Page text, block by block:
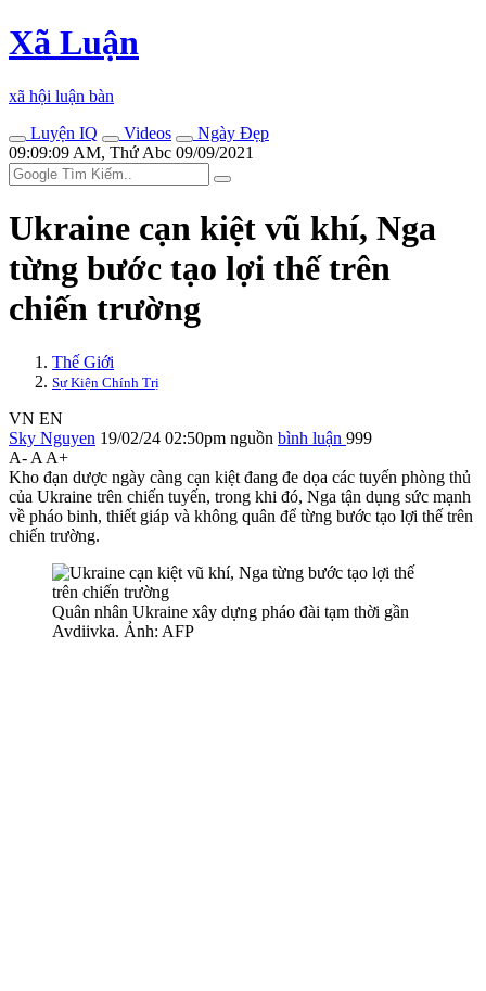
Xã Luận
xã hội luận bàn
Luyện IQ
Videos
Ngày Đẹp
09:09:09 AM, Thứ Abc 09/09/2021
Ukraine cạn kiệt vũ khí, Nga
từng bước tạo lợi thế trên
chiến trường
Thế Giới
Sự Kiện Chính Trị
VN EN
Sky Nguyen 19/02/24 02:50pm nguồn bình luận 999
A- A A+
Kho đạn dược ngày càng cạn kiệt đang đe dọa các tuyến phòng thủ
của Ukraine trên chiến tuyến, trong khi đó, Nga tận dụng sức mạnh
về pháo binh, thiết giáp và không quân để từng bước tạo lợi thế trên
chiến trường.
Quân nhân Ukraine xây dựng pháo đài tạm thời gần
Avdiivka. Ảnh: AFP